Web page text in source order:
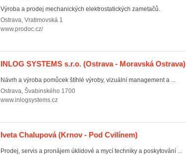
Výroba a prodej mechanických elektrostatických zametačů.
Ostrava, Vratimovská 1
www.prodoc.cz/
INLOG SYSTEMS s.r.o. (Ostrava - Moravská Ostrava)
Návrh a výroba pomůcek štíhlé výroby, vizuální management a ...
Ostrava, Švabinského 1700
www.inlogsystems.cz
Iveta Chalupová(Krnov - Pod Cvilínem)
Prodej, servis a pronájem úklidové a mycí techniky a poskytování ...